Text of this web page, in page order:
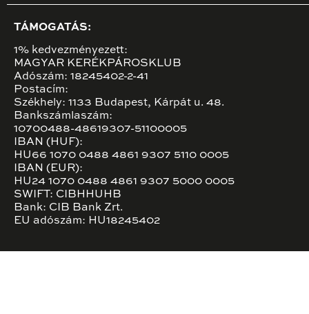
TÁMOGATÁS:
1% kedvezményezett:
MAGYAR KERÉKPÁROSKLUB
Adószám: 18245402-2-41
Postacím:
Székhely: 1133 Budapest, Kárpát u. 48.
Bankszámlaszám:
10700488-48619307-51100005
IBAN (HUF):
HU66 1070 0488 4861 9307 5110 0005
IBAN (EUR):
HU24 1070 0488 4861 9307 5000 0005
SWIFT: CIBHHUHB
Bank: CIB Bank Zrt.
EU adószám: HU18245402